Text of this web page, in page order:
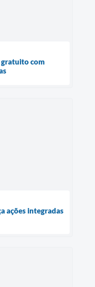
gratuito com
ações integradas